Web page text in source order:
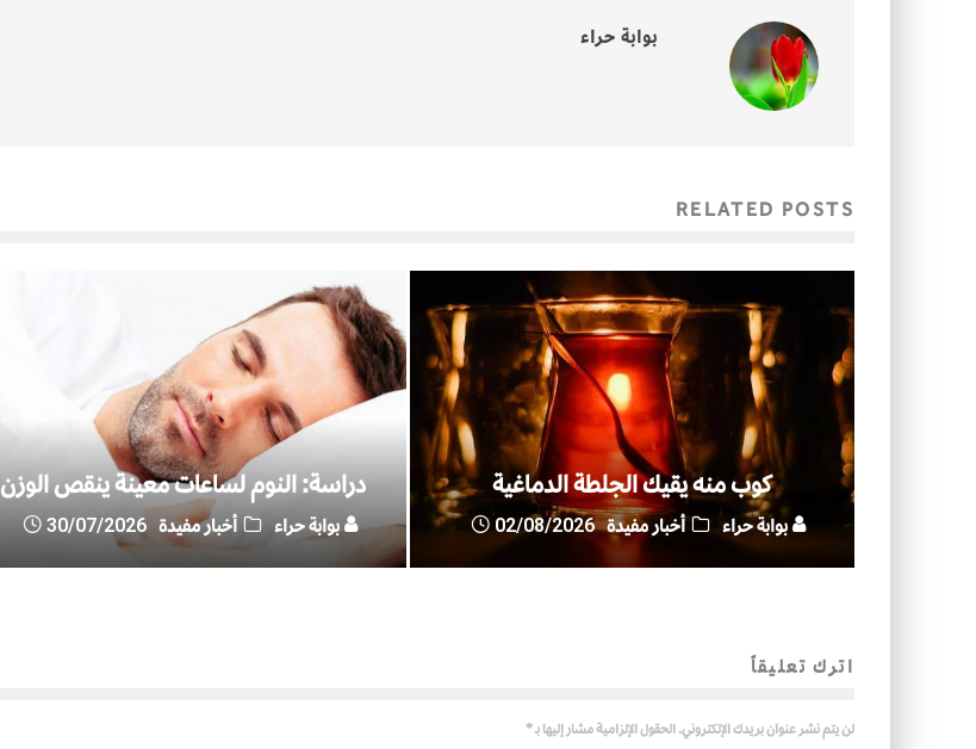
بوابة حراء
RELATED POSTS
كوب منه يقيك الجلطة الدماغية
بوابة حراء أخبار مفيدة 02/08/2026
دراسة: النوم لساعات معينة ينقص الوزن
بوابة حراء أخبار مفيدة 30/07/2026
اترك تعليقاً
لن يتم نشر عنوان بريدك الإلكتروني. الحقول الإلزامية مشار إليها بـ*